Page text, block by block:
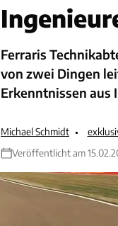
Ferraris
von zwei Dingen
Erkenntnissen aus
Michael Schmidt
Veröffentlicht am